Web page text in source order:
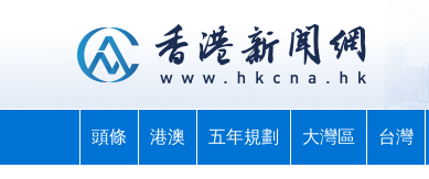
頭條 港澳 五年規劃 大灣區 台灣